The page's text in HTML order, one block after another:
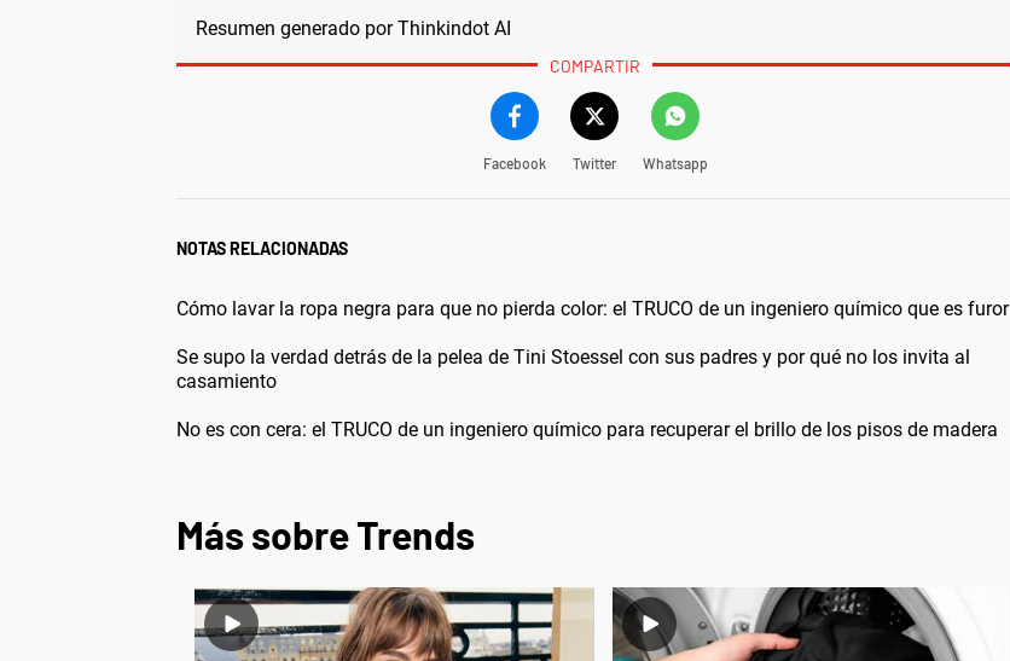
Resumen generado por Thinkindot AI
COMPARTIR
Facebook Twitter Whatsapp
NOTAS RELACIONADAS
Cómo lavar la ropa negra para que no pierda color: el TRUCO de un ingeniero químico que es furor
Se supo la verdad detrás de la pelea de Tini Stoessel con sus padres y por qué no los invita al
casamiento
No es con cera: el TRUCO de un ingeniero químico para recuperar el brillo de los pisos de madera
Más sobre Trends